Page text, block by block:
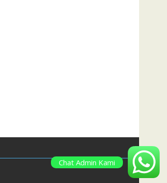
Warujaya,Desa Parung,Desa Jabon
Chat Admin Kami